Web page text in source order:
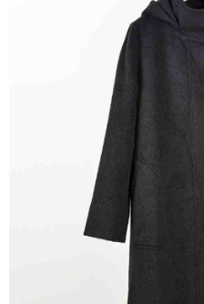
※ 交易是否成功請以「AFTEE先享
是否繳費成功／繳費後需取消欲退款
https://
１．透過由恩沛科技股份有限公司提
易，需依本服務之必要範圍內提供個
權轉讓予恩沛科技股份有限公司。
２．關於個人資料處理事宜，請瀏覽
https://aftee.tw/terms/#terms3
３．未成年的使用者請事先徵得法定
「AFTEE先享後付」，若未經同意
４．使用「AFTEE先享後付」時，
時審查核予不同之上限額度；若仍有
請求用戶進行身份認證。
５．嚴禁一人註冊多個帳號或使用他
恩沛科技股份有限公司將有權停止該
每筆NT$60，滿NT$2,000(含以
宅配-滿2000元免運
每筆NT$120，滿NT$2,000(含以